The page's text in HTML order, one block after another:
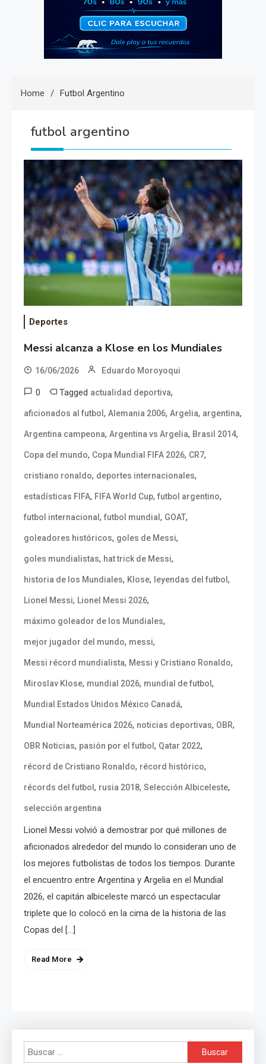
Home Futbol Argentino
futbol argentino
Deportes
Messi alcanza a Klose en los Mundiales
16/06/2026 Eduardo Moroyoqui
0 Tagged actualidad deportiva,
aficionados al futbol, Alemania 2006, Argelia, argentina,
Argentina campeona, Argentina vs Argelia, Brasil 2014,
Copa del mundo, Copa Mundial FIFA 2026, CR7,
cristiano ronaldo, deportes internacionales,
estadísticas FIFA, FIFA World Cup, futbol argentino,
futbol internacional, futbol mundial, GOAT,
goleadores históricos, goles de Messi,
goles mundialistas, hat trick de Messi,
historia de los Mundiales, Klose, leyendas del futbol,
Lionel Messi, Lionel Messi 2026,
máximo goleador de los Mundiales,
mejor jugador del mundo, messi,
Messi récord mundialista, Messi y Cristiano Ronaldo,
Miroslav Klose, mundial 2026, mundial de futbol,
Mundial Estados Unidos México Canadá,
Mundial Norteamérica 2026, noticias deportivas, OBR,
OBR Noticias, pasión por el futbol, Qatar 2022,
récord de Cristiano Ronaldo, récord histórico,
récords del futbol, rusia 2018, Selección Albiceleste,
selección argentina
Lionel Messi volvió a demostrar por qué millones de
aficionados alrededor del mundo lo consideran uno de
los mejores futbolistas de todos los tiempos. Durante
el encuentro entre Argentina y Argelia en el Mundial
2026, el capitán albiceleste marcó un espectacular
triplete que lo colocó en la cima de la historia de las
Copas del […]
Read More
Buscar: